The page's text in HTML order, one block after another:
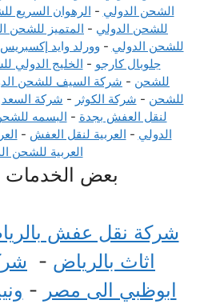
الشحن الدولي-الرهوان السريع
للشحن الدولي- المتميز للشحن
للشحن الدولي-وورلد وايد إكسبريس
جلوبال كارجو -الخليج الدولي
للشحن-شركة السيف للشحن
للشحن-شركة الكوثر- شركة السعد-
لنقل العفش بجدة-البسمه للشحن
الدولي-العربية لنقل العفش-
العربية للشحن
بعض الخدمات
شركة نقل عفش
اثاث بالرياض-
ابوظبي الى مصر-